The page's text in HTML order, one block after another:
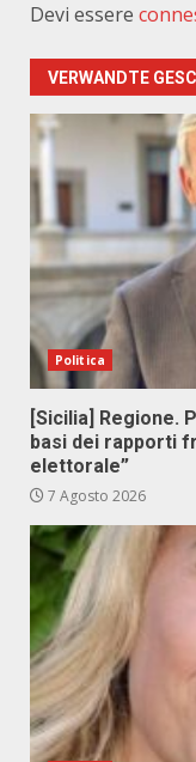
Devi essere
VERWANDTE
Politica
[Sicilia] Regione.
basi dei rapporti
elettorale”
7 Agosto 2026